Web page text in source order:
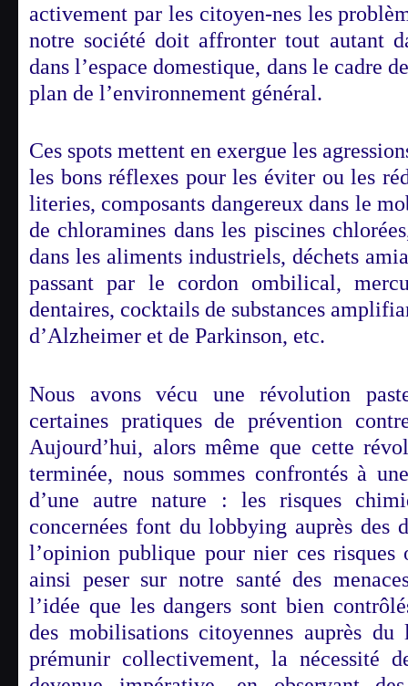
activement par les citoyen-nes les
notre société doit affronter tout autant
dans l’espace domestique, dans le cadre
plan de l’environnement général.
Ces spots mettent en exergue les
les bons réflexes pour les éviter ou les
literies, composants dangereux dans le
de chloramines dans les piscines
dans les aliments industriels, déchets
passant par le cordon ombilical,
dentaires, cocktails de substances
d’Alzheimer et de Parkinson, etc.
Nous avons vécu une révolution
certaines pratiques de prévention
Aujourd’hui, alors même que cette
terminée, nous sommes confrontés à
d’une autre nature : les risques
concernées font du lobbying auprès des
l’opinion publique pour nier ces
ainsi peser sur notre santé des
l’idée que les dangers sont bien
des mobilisations citoyennes auprès
prémunir collectivement, la nécessité